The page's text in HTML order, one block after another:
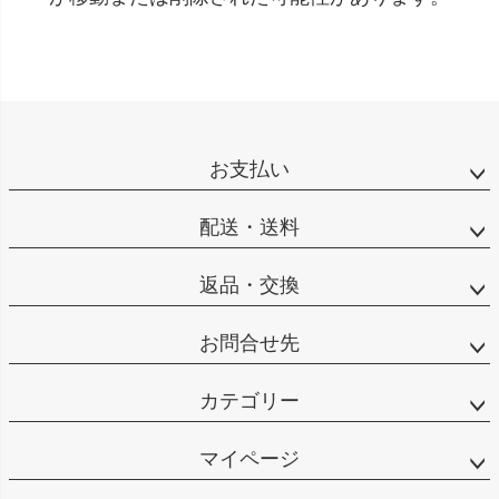
お支払い
配送・送料
返品・交換
お問合せ先
カテゴリー
マイページ